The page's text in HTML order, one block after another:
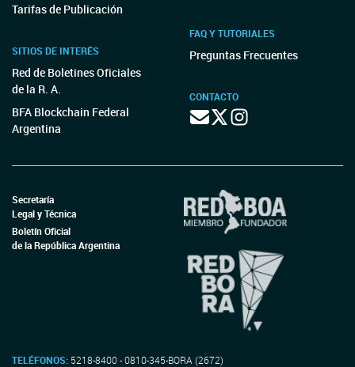
Tarifas de Publicación
SITIOS DE INTERÉS
Red de Boletines Oficiales
de la R. A.
BFA Blockchain Federal
Argentina
FAQ Y TUTORIALES
Preguntas Frecuentes
CONTACTO
Secretaría
Legal y Técnica
Boletín Oficial
de la República Argentina
TELÉFONOS: 5218-8400 - 0810-345-BORA (2672)